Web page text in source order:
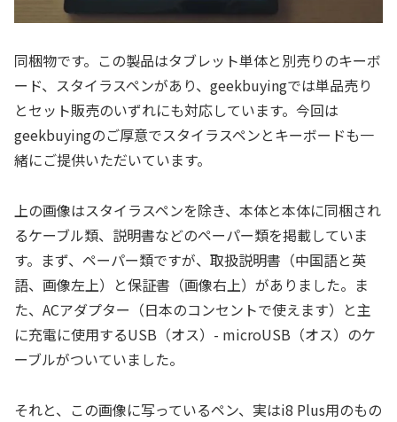
同梱物です。この製品はタブレット単体と別売りのキーボ
ード、スタイラスペンがあり、geekbuyingでは単品売り
とセット販売のいずれにも対応しています。今回は
geekbuyingのご厚意でスタイラスペンとキーボードも一
緒にご提供いただいています。
上の画像はスタイラスペンを除き、本体と本体に同梱され
るケーブル類、説明書などのペーパー類を掲載していま
す。まず、ペーパー類ですが、取扱説明書（中国語と英
語、画像左上）と保証書（画像右上）がありました。ま
た、ACアダプター（日本のコンセントで使えます）と主
に充電に使用するUSB（オス）- microUSB（オス）のケ
ーブルがついていました。
それと、この画像に写っているペン、実はi8 Plus用のもの